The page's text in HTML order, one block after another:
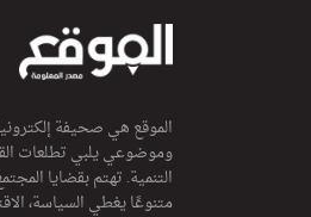
الموقع هي صحيفة
وموضوعي يلبي تطلعات
التنمية. تهتم بقضايا
متنوعًا يغطي السياسة،